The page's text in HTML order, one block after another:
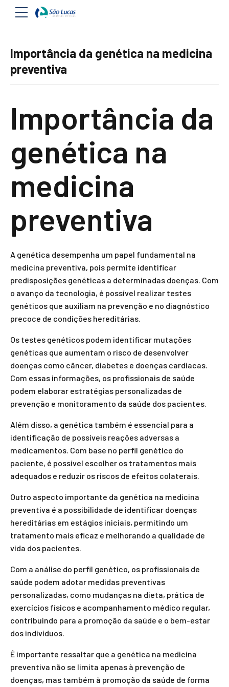
Importância da genética na medicina
preventiva
Importância da
genética na
medicina
preventiva
A genética desempenha um papel fundamental na
medicina preventiva, pois permite identificar
predisposições genéticas a determinadas doenças. Com
o avanço da tecnologia, é possível realizar testes
genéticos que auxiliam na prevenção e no diagnóstico
precoce de condições hereditárias.
Os testes genéticos podem identificar mutações
genéticas que aumentam o risco de desenvolver
doenças como câncer, diabetes e doenças cardíacas.
Com essas informações, os profissionais de saúde
podem elaborar estratégias personalizadas de
prevenção e monitoramento da saúde dos pacientes.
Além disso, a genética também é essencial para a
identificação de possíveis reações adversas a
medicamentos. Com base no perfil genético do
paciente, é possível escolher os tratamentos mais
adequados e reduzir os riscos de efeitos colaterais.
Outro aspecto importante da genética na medicina
preventiva é a possibilidade de identificar doenças
hereditárias em estágios iniciais, permitindo um
tratamento mais eficaz e melhorando a qualidade de
vida dos pacientes.
Com a análise do perfil genético, os profissionais de
saúde podem adotar medidas preventivas
personalizadas, como mudanças na dieta, prática de
exercícios físicos e acompanhamento médico regular,
contribuindo para a promoção da saúde e o bem-estar
dos indivíduos.
É importante ressaltar que a genética na medicina
preventiva não se limita apenas à prevenção de
doenças, mas também à promoção da saúde de forma